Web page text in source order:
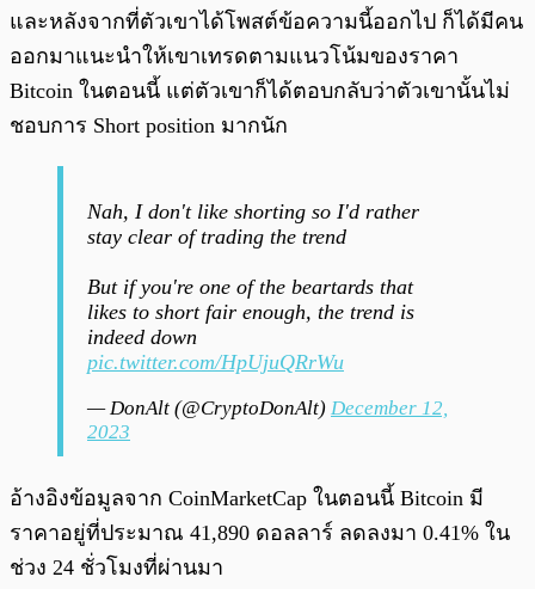
และหลังจากที่ตัวเขาได้โพสต์ข้อความนี้ออกไป ก็ได้มีคน
ออกมาแนะนำให้เขาเทรดตามแนวโน้มของราคา
Bitcoin ในตอนนี้ แต่ตัวเขาก็ได้ตอบกลับว่าตัวเขานั้นไม่
ชอบการ Short position มากนัก
Nah, I don't like shorting so I'd rather
stay clear of trading the trend
But if you're one of the beartards that
likes to short fair enough, the trend is
indeed down
pic.twitter.com/HpUjuQRrWu
— DonAlt (@CryptoDonAlt) December 12,
2023
อ้างอิงข้อมูลจาก CoinMarketCap ในตอนนี้ Bitcoin มี
ราคาอยู่ที่ประมาณ 41,890 ดอลลาร์ ลดลงมา 0.41% ใน
ช่วง 24 ชั่วโมงที่ผ่านมา